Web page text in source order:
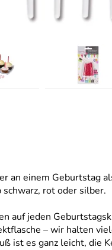
an einem Geburtstag
rot oder silber.
auf jeden
– wir halten
ist es ganz leicht, die